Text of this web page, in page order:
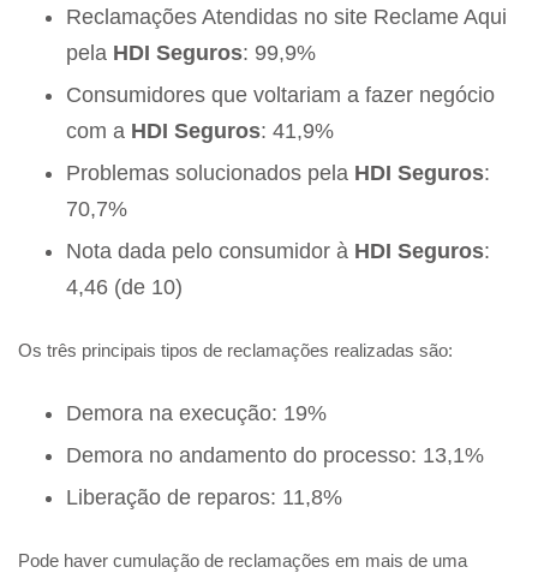
Reclamações Atendidas no site Reclame Aqui
pela HDI Seguros: 99,9%
Consumidores que voltariam a fazer negócio
com a HDI Seguros: 41,9%
Problemas solucionados pela HDI Seguros:
70,7%
Nota dada pelo consumidor à HDI Seguros:
4,46 (de 10)
Os três principais tipos de reclamações realizadas são:
Demora na execução: 19%
Demora no andamento do processo: 13,1%
Liberação de reparos: 11,8%
Pode haver cumulação de reclamações em mais de uma